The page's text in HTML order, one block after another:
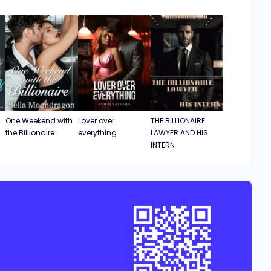
One Weekend with
the Billionaire
Lover over
everything
THE BILLIONAIRE
LAWYER AND HIS
INTERN